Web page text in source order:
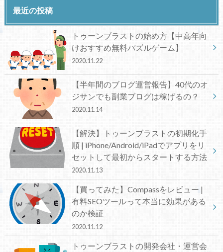
最近の投稿
トゥーンブラストの始め方【中高年向
けおすすめ無料パズルゲーム】
2020.11.22
【半年間のブログ運営報告】40代のオ
ジサンでも副業ブログは稼げるの？
2020.11.14
【解決】トゥーンブラストの初期化手
順 | iPhone/Android/iPadでアプリをリ
セットして最初からスタートする方法
2020.11.13
【買ってみた】Compassをレビュー |
有料SEOツールって本当に効果がある
のか検証
2020.11.12
トゥーンブラストの開発会社・運営会